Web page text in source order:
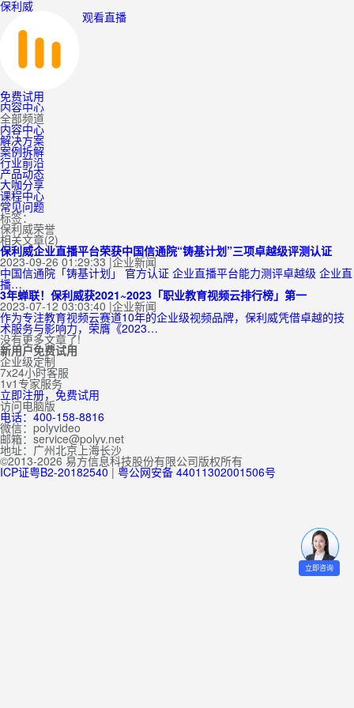
保利威
观看直播
免费试用
内容中心
全部频道
内容中心
解决方案
案例拆解
行业前沿
产品动态
大咖分享
课程中心
常见问题
标签：
保利威荣誉
相关文章(2)
保利威企业直播平台荣获中国信通院“铸基计划”三项卓越级评测认证
2023-09-26 01:29:33 |企业新闻
中国信通院「铸基计划」 官方认证 企业直播平台能力测评卓越级 企业直
播…
3年蝉联！保利威获2021~2023「职业教育视频云排行榜」第一
2023-07-12 03:03:40 |企业新闻
作为专注教育视频云赛道10年的企业级视频品牌，保利威凭借卓越的技
术服务与影响力，荣膺《2023…
没有更多文章了!
新用户免费试用
企业级定制
7x24小时客服
1v1专家服务
立即注册，免费试用
访问电脑版
电话：400-158-8816
微信：polyvideo
邮箱：service@polyv.net
地址： 广州北京 上海长沙
©2013-2026 易方信息科技股份有限公司版权所有
ICP证粤B2-20182540 | 粤公网安备 44011302001506号
立即咨询